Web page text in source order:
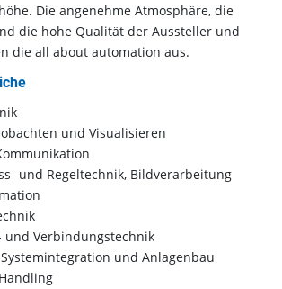
Die angenehme Atmosphäre, die
die hohe Qualität der Aussteller und
die all about automation aus.
und Visualisieren
und Regeltechnik, Bildverarbeitung
und Verbindungstechnik
und Anlagenbau